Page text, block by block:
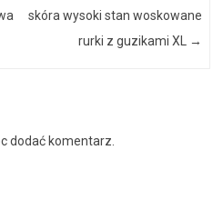
skóra wysoki stan woskowane
rurki z guzikami XL →
dodać komentarz.